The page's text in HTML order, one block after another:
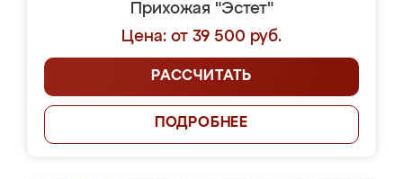
Прихожая "Эстет"
Цена: от 39 500 руб.
РАССЧИТАТЬ
ПОДРОБНЕЕ